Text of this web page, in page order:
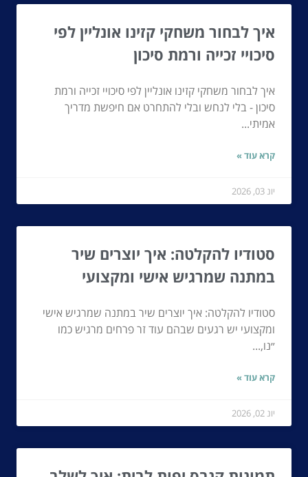
איך לבחור משחקי קזינו אונליין לפי
סיכויי זכייה ורמת סיכון
איך לבחור משחקי קזינו אונליין לפי סיכויי זכייה ורמת
סיכון - בלי לנחש ובלי להתחרט אם חיפשת מדריך
אמיתי...
קרא עוד »
יונ 03, 2026
סטודיו להקלטה: איך יוצרים שיר
במתנה שמרגיש אישי ומקצועי
סטודיו להקלטה: איך יוצרים שיר במתנה שמרגיש אישי
ומקצועי יש רגעים שבהם עוד זר פרחים מרגיש כמו
״נו,...
קרא עוד »
יונ 02, 2026